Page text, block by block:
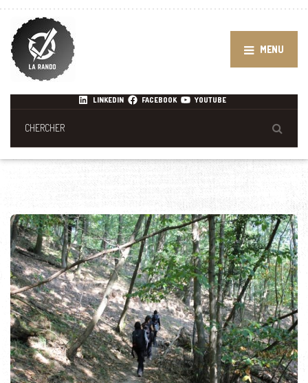
MENU
LINKEDIN FACEBOOK YOUTUBE